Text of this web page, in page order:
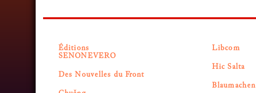
Éditions
SENONEVERO
Des Nouvelles du Front
Libcom
Hic Salta
Blaumachen